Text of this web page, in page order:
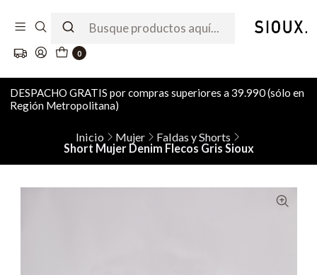
0
DESPACHO GRATIS por compras superiores a 39.990 (sólo en
Región Metropolitana)
Inicio Mujer
Faldas y Shorts
Short Mujer Denim Flecos Gris Sioux